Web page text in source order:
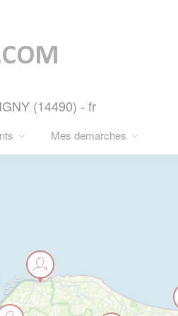
(14490) - fr
Mes demarches